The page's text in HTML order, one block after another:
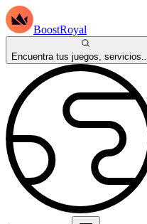
BoostRoyal
Encuentra tus juegos, servicios...